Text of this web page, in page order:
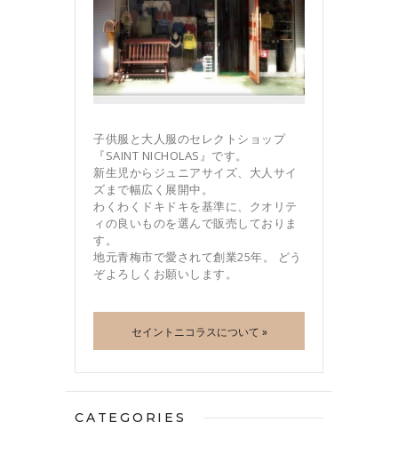
子供服と大人服のセレクトショップ
『SAINT NICHOLAS』です。
新生児からジュニアサイズ、大人サイ
ズまで幅広く展開中。
わくわくドキドキを基準に、クオリテ
ィの良いものを選んで販売しておりま
す。
地元青梅市で愛されて創業25年。 どう
ぞよろしくお願いします。
セイントニコラスについて »
CATEGORIES